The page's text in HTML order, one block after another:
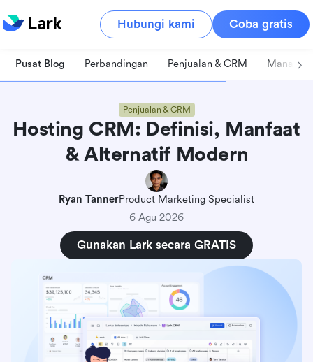
Hubungi kami Coba gratis
Pusat Blog Perbandingan Penjualan & CRM
Penjualan & CRM
Hosting CRM: Definisi, Manfaat
& Alternatif Modern
Ryan TannerProduct Marketing Specialist
6 Agu 2026
Gunakan Lark secara GRATIS
Apa itu hosting CRM?